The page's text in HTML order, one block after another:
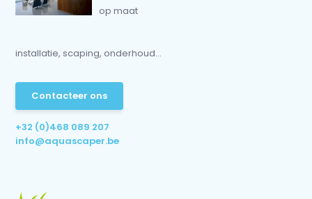
op maat
installatie, scaping, onderhoud...
Contacteer ons
+32 (0)468 089 207
info@aquascaper.be